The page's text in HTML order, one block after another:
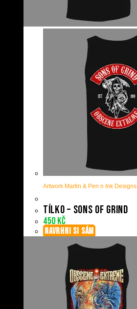
Artwork Martin & Pen n Ink Designs
Tílko – Sons Of Grind
450 Kč
NAVRHNI SI SÁM